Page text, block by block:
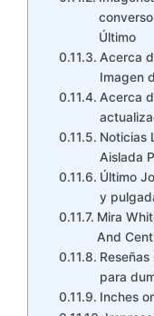
Último
Acerca
Imagen
Acerca
Noticias
Aislada
Último
y
Mira
And
para
Inches